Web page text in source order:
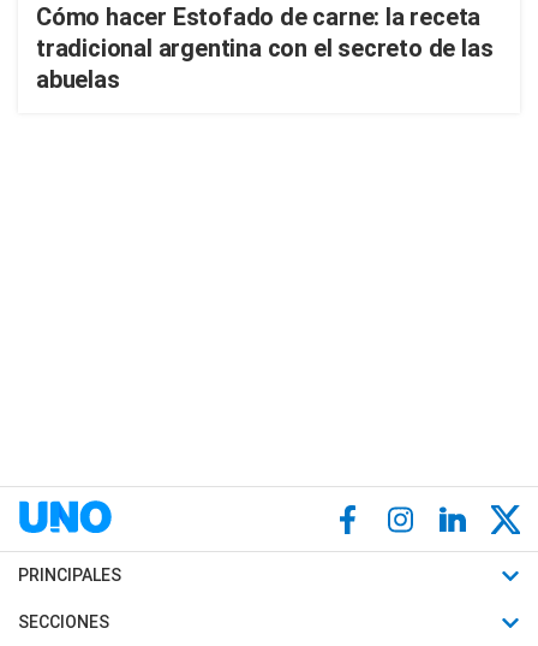
Cómo hacer Estofado de carne: la receta
tradicional argentina con el secreto de las
abuelas
PRINCIPALES
Últimas Noticias
SECCIONES